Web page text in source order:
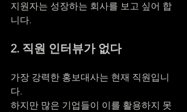
지원자는 성장하는 회사를 보고 싶어 합
니다.
2. 직원 인터뷰가 없다
가장 강력한 홍보대사는 현재 직원입니
다.
하지만 많은 기업들이 이를 활용하지 못